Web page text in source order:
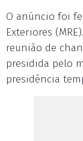
O anúncio foi
Exteriores
reunião de
presidida pelo
presidência